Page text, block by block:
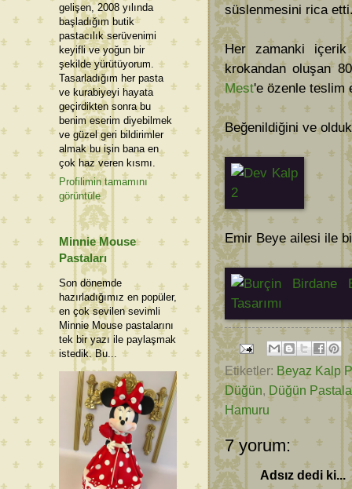
süslenmesini rica
Her zamanki
krokandan oluşan
Mest'e özenle teslim
Beğenildiğini ve
Emir Beye ailesi ile
Etiketler: Beyaz Kalp
Düğün, Düğün
Hamuru
7 yorum:
Adsız dedi ki...
gelişen, 2008 yılında
başladığım butik
pastacılık serüvenimi
keyifli ve yoğun bir
şekilde yürütüyorum.
Tasarladığım her pasta
ve kurabiyeyi hayata
geçirdikten sonra bu
benim eserim diyebilmek
ve güzel geri bildirimler
almak bu işin bana en
çok haz veren kısmı.
Profilimin tamamını
görüntüle
Minnie Mouse
Pastaları
Son dönemde
hazırladığımız en popüler,
en çok sevilen sevimli
Minnie Mouse pastalarını
tek bir yazı ile paylaşmak
istedik. Bu...